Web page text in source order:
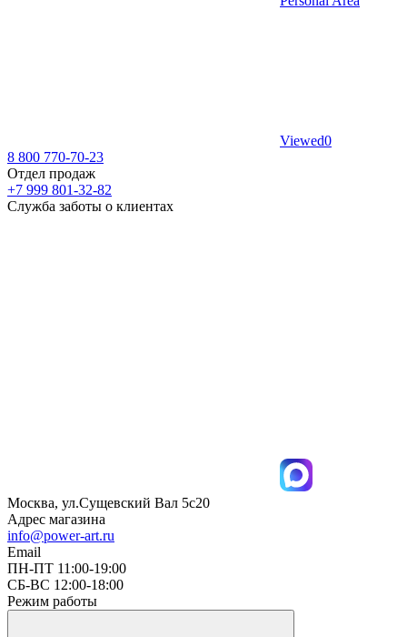
Viewed0
8 800 770-70-23
Отдел продаж
+7 999 801-32-82
Служба заботы о клиентах
Москва, ул.Сущевский Вал 5с20
Адрес магазина
info@power-art.ru
Email
ПН-ПТ 11:00-19:00
СБ-ВС 12:00-18:00
Режим работы